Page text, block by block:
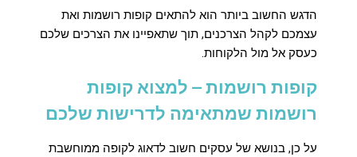
הדגש החשוב ביותר הוא להתאים קופות רושמות ואת
עצמכם לקהל הצרכנים, תוך שתאפיינו את הצרכים שלכם
כעסק אל מול הלקוחות.
קופות רושמות – למצוא קופות
רושמות שמתאימה לדרישות שלכם
על כן, בנושא של עסקים חשוב לדאוג לקופה ממוחשבת